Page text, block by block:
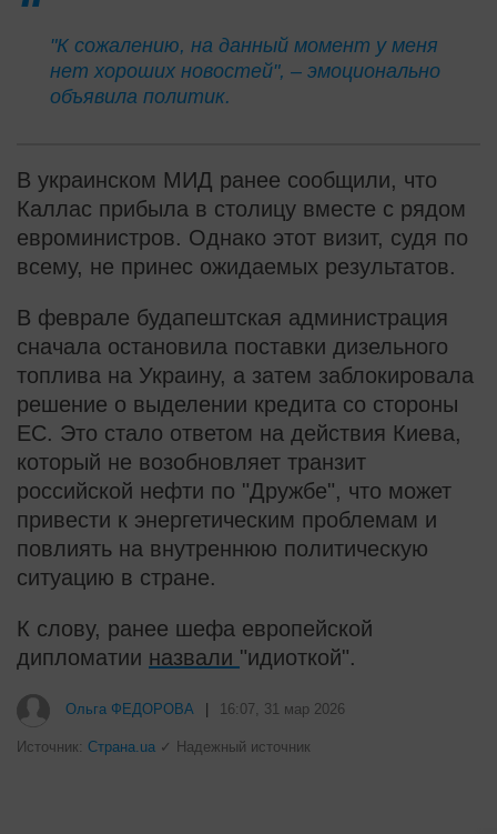
"К сожалению, на данный момент у меня
нет хороших новостей", – эмоционально
объявила политик.
В украинском МИД ранее сообщили, что
Каллас прибыла в столицу вместе с рядом
евроминистров. Однако этот визит, судя по
всему, не принес ожидаемых результатов.
В феврале будапештская администрация
сначала остановила поставки дизельного
топлива на Украину, а затем заблокировала
решение о выделении кредита со стороны
ЕС. Это стало ответом на действия Киева,
который не возобновляет транзит
российской нефти по "Дружбе", что может
привести к энергетическим проблемам и
повлиять на внутреннюю политическую
ситуацию в стране.
К слову, ранее шефа европейской
дипломатии назвали "идиоткой".
Красноярск к 400-летию